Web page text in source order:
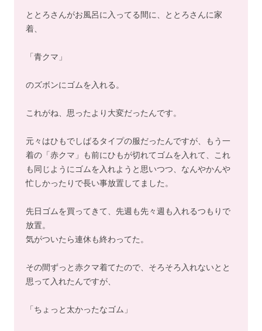
ととろさんがお風呂に入ってる間に、ととろさんに家
着、
「青クマ」
のズボンにゴムを入れる。
これがね、思ったより大変だったんです。
元々はひもでしばるタイプの服だったんですが、もう一
着の「赤クマ」も前にひもが切れてゴムを入れて、これ
も同じようにゴムを入れようと思いつつ、なんやかんや
忙しかったりで長い事放置してました。
先日ゴムを買ってきて、先週も先々週も入れるつもりで
放置。
気がついたら連休も終わってた。
その間ずっと赤クマ着てたので、そろそろ入れないとと
思って入れたんですが、
「ちょっと太かったなゴム」